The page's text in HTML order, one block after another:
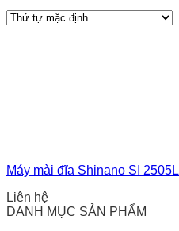
Máy mài đĩa Shinano SI 2505L
Liên hệ
DANH MỤC SẢN PHẨM